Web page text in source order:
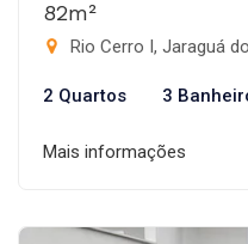
82m²
Rio Cerro I, Jaraguá
2 Quartos 3
Mais informações